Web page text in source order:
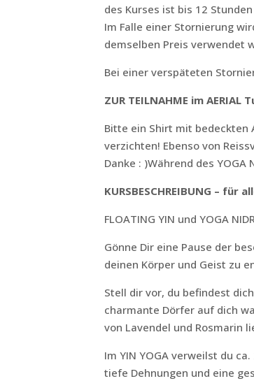
des Kurses ist bis 12
Im Falle einer Stornierung
demselben Preis verwendet
Bei einer verspäteten
ZUR TEILNAHME im AERIAL
Bitte ein Shirt mit bedeckten
verzichten! Ebenso von
Danke : )Während des
KURSBESCHREIBUNG – für
FLOATING YIN und YOGA
Gönne Dir eine Pause der
deinen Körper und Geist zu
Stell dir vor, du befindest
charmante Dörfer auf dich
von Lavendel und Rosmarin
Im YIN YOGA verweilst du
tiefe Dehnungen und eine